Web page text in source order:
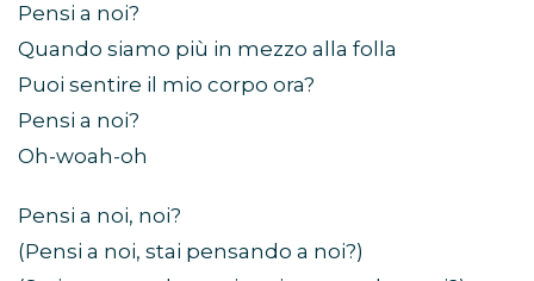
Pensi a noi?
Quando siamo più in mezzo alla folla
Puoi sentire il mio corpo ora?
Pensi a noi?
Oh-woah-oh
Pensi a noi, noi?
(Pensi a noi, stai pensando a noi?)